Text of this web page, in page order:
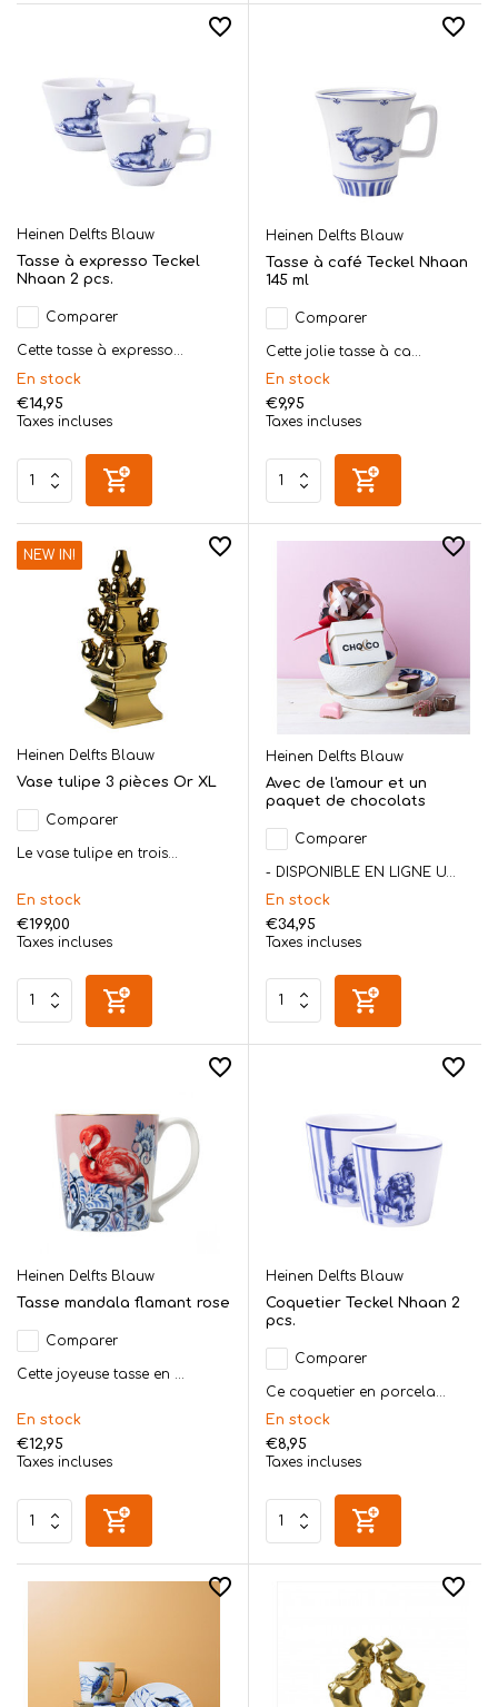
Heinen Delfts Blauw
Tasse à expresso Teckel
Nhaan 2 pcs.
Comparer
Cette tasse à expresso...
En stock
€14,95
Taxes incluses
Heinen Delfts Blauw
Tasse à café Teckel Nhaan
145 ml
Comparer
Cette jolie tasse à ca...
En stock
€9,95
Taxes incluses
NEW IN!
Heinen Delfts Blauw
Vase tulipe 3 pièces Or XL
Comparer
Le vase tulipe en trois...
En stock
€199,00
Taxes incluses
Heinen Delfts Blauw
Avec de l'amour et un
paquet de chocolats
Comparer
- DISPONIBLE EN LIGNE U...
En stock
€34,95
Taxes incluses
Heinen Delfts Blauw
Tasse mandala flamant rose
Comparer
Cette joyeuse tasse en ...
En stock
€12,95
Taxes incluses
Heinen Delfts Blauw
Coquetier Teckel Nhaan 2
pcs.
Comparer
Ce coquetier en porcela...
En stock
€8,95
Taxes incluses